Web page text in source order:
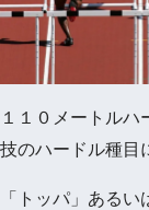
１１０メートル
技のハードル種目
「トッパ」ある